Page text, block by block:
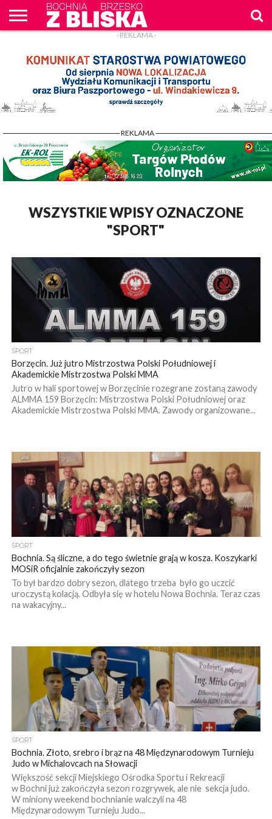
WPROST
REKLAM
- REKLAMA -
- REKLAMA -
WSZYSTKIE WPISY OZNACZONE
"SPORT"
SPORT
Borzęcin. Już jutro Mistrzostwa Polski Południowej i
Akademickie Mistrzostwa Polski MMA
Jutro w hali sportowej w Borzęcinie rozegrane zostaną zawody
ALMMA 159 Borzęcin: Mistrzostwa Polski Południowej oraz
Akademickie Mistrzostwa Polski MMA. Zawody organizowane...
SPORT
Bochnia. Są śliczne, a do tego świetnie grają w kosza. Koszykarki
MOSiR oficjalnie zakończyły sezon
To był bardzo dobry sezon, dlatego trzeba było go uczcić
uroczystą kolacją. Odbyła się w hotelu Nowa Bochnia. Teraz czas
na wakacyjny...
SPORT
Bochnia. Złoto, srebro i brąz na 48 Międzynarodowym Turnieju
Judo w Michalovcach na Słowacji
Większość sekcji Miejskiego Ośrodka Sportu i Rekreacji
w Bochni już zakończyła sezon rozgrywek, ale nie sekcja judo.
W miniony weekend bochnianie walczyli na 48
Międzynarodowym Turnieju Judo...